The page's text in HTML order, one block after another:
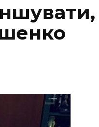
Стиль життя